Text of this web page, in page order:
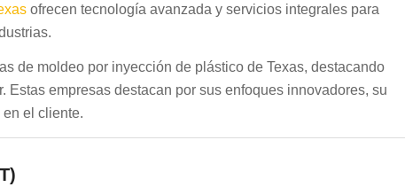
ofrecen tecnología avanzada y servicios integrales para
de moldeo por inyección de plástico de Texas, destacando
empresas destacan por sus enfoques innovadores, su
el cliente.